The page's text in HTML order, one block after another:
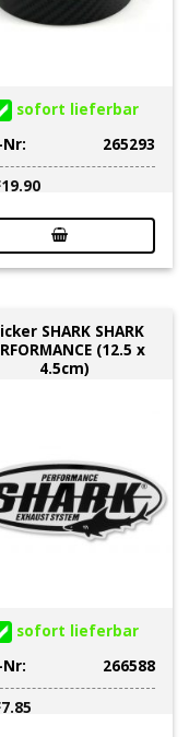
sofort lieferbar
265293
19.90
SHARK SHARK
(12.5 x
4.5cm)
sofort lieferbar
266588
7.85